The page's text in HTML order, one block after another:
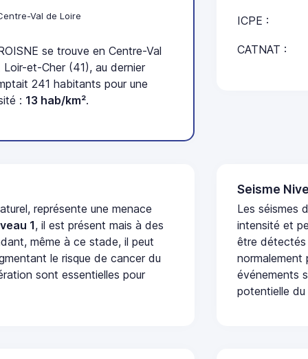
Val de Loire
se trouve en Centre-Val
et-Cher (41), au dernier
241 habitants pour une
: 13 hab/km².
ICPE :
CATNAT :
représente une menace
1, il est présent mais à des
même à ce stade, il peut
le risque de cancer du
sont essentielles pour
Seisme
Les séismes
intensité et
être détectés
normalement
événements
potentielle du